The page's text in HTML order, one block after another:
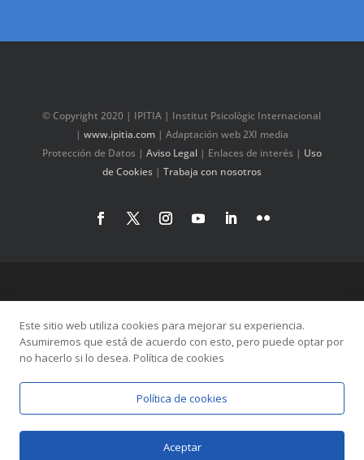
© Copyright 2020 | IPITIA | Institut Psicològic Internacional
| www.ipitia.com| Adaptación web 2XI media
Protección de Datos | Aviso Legal| Enlaces de interés | Uso
de Cookies| Trabaja con nosotros
Este sitio web utiliza cookies para mejorar su experiencia.
Asumiremos que está de acuerdo con esto, pero puede optar por
no hacerlo si lo desea. Política de cookies
Política de cookies
Aceptar